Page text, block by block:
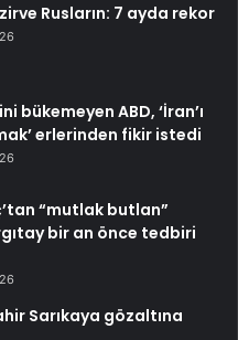
Rusların: 7 ayda rekor
bükemeyen ABD, ‘İran’ı
erlerinden fikir istedi
“mutlak butlan”
bir an önce tedbiri
Sarıkaya gözaltına